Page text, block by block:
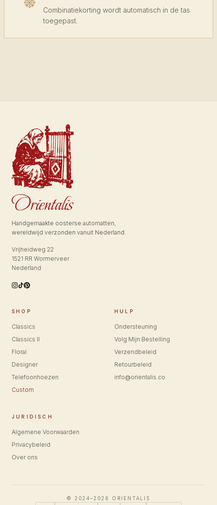
Combinatiekorting wordt automatisch in de tas
toegepast.
Handgemaakte oosterse automatten,
wereldwijd verzonden vanuit Nederland.
Vrijheidweg 22
1521 RR Wormerveer
Nederland
SHOP
Classics
Classics II
Floral
Designer
Telefoonhoezen
Custom
HULP
Ondersteuning
Volg Mijn Bestelling
Verzendbeleid
Retourbeleid
info@orientalis.co
JURIDISCH
Algemene Voorwaarden
Privacybeleid
Over ons
© 2024–2026 ORIENTALIS